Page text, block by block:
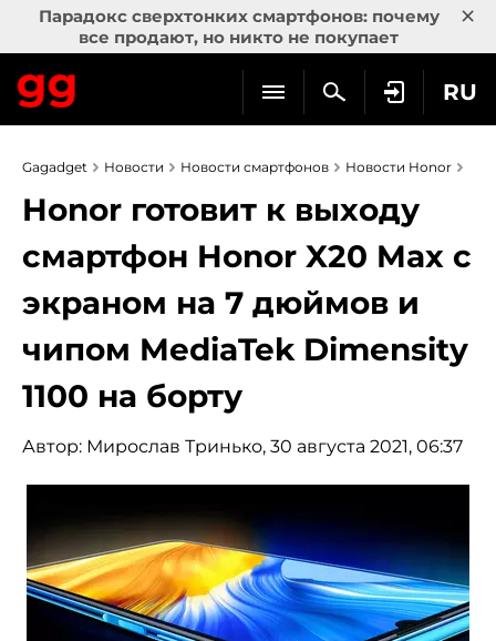
Парадокс сверхтонких смартфонов: почему
все продают, но никто не покупает
×
RU
Gagadget Новости Новости смартфонов Новости Honor
Honor готовит к выходу
смартфон Honor X20 Max c
экраном на 7 дюймов и
чипом MediaTek Dimensity
1100 на борту
Автор: Мирослав Тринько, 30 августа 2021, 06:37